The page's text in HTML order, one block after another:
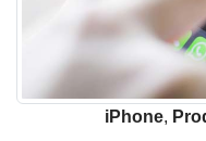
iPhone,